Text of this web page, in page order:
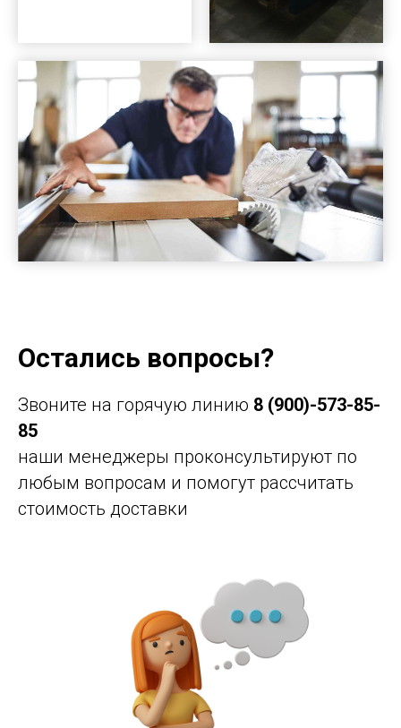
Остались вопросы?
Звоните на горячую линию 8 (900)-573-85-
85
наши менеджеры проконсультируют по
любым вопросам и помогут рассчитать
стоимость доставки